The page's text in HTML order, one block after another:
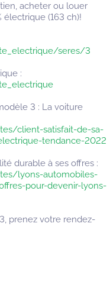
acheter ou louer
électrique (163 ch)!
seres/3
:
3 : La voiture
client-satisfait-de-sa-
tendance-2022
durable à ses offres :
lyons-automobiles-
pour-devenir-lyons-
prenez votre rendez-